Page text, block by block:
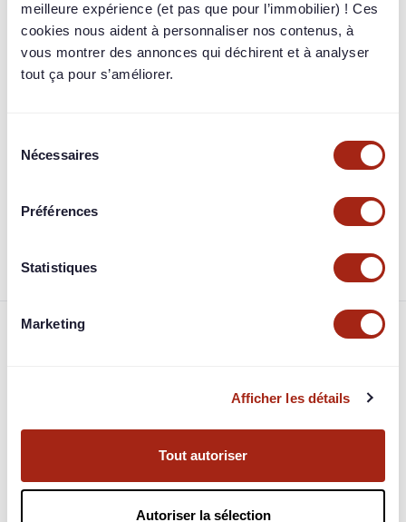
meilleure expérience (et pas que pour l’immobilier) ! Ces
cookies nous aident à personnaliser nos contenus, à
vous montrer des annonces qui déchirent et à analyser
tout ça pour s’améliorer.
Nécessaires
Préférences
Statistiques
Marketing
Afficher les détails
Tout autoriser
Autoriser la sélection
In-fine
Garantie
Hypothèque de 1er rang
Identifiez-vous pour consulter toutes les informations du
Comment et quand est-on remboursé ?
Quelle fiscalité est appliquée sur mes bénéfices ?